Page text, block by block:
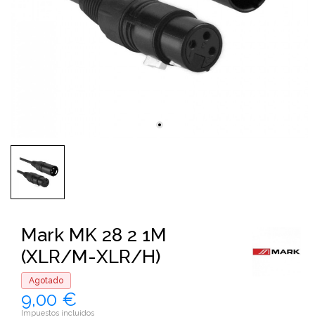
Mark MK 28 2 1M
(XLR/M-XLR/H)
Agotado
9,00 €
Impuestos incluidos